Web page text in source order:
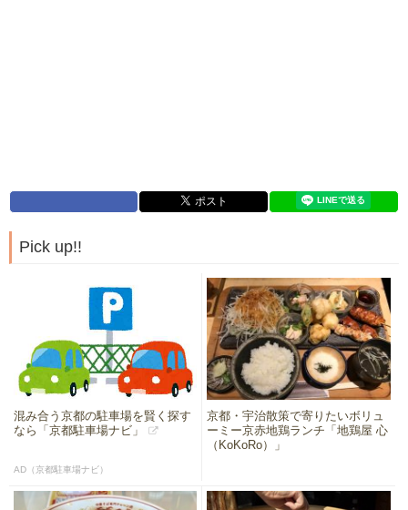
Pick up!!
混み合う京都の駐車場を賢く探す
なら「京都駐車場ナビ」
AD（京都駐車場ナビ）
京都・宇治散策で寄りたいボリュ
ーミー京赤地鶏ランチ「地鶏屋 心
（KoKoRo）」